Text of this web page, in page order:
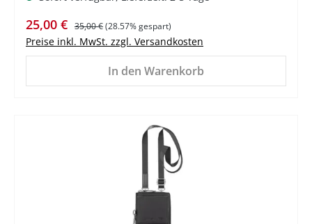
Verkaufspreis:
25,00 € Regulärer Preis:
35,00 €(28.57% gespart)
Preise inkl. MwSt. zzgl. Versandkosten
In den Warenkorb